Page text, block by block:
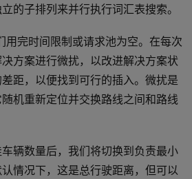
的子排列来并行执行词汇表搜索。
用完时间限制或请求池为空。在每次
方案进行微扰，以改进解决方案状
距，以便找到可行的插入。微扰是
机重新定位并交换路线之间和路线
辆数量后，我们将切换到负责最小
情况下，这是总行驶距离，但可以